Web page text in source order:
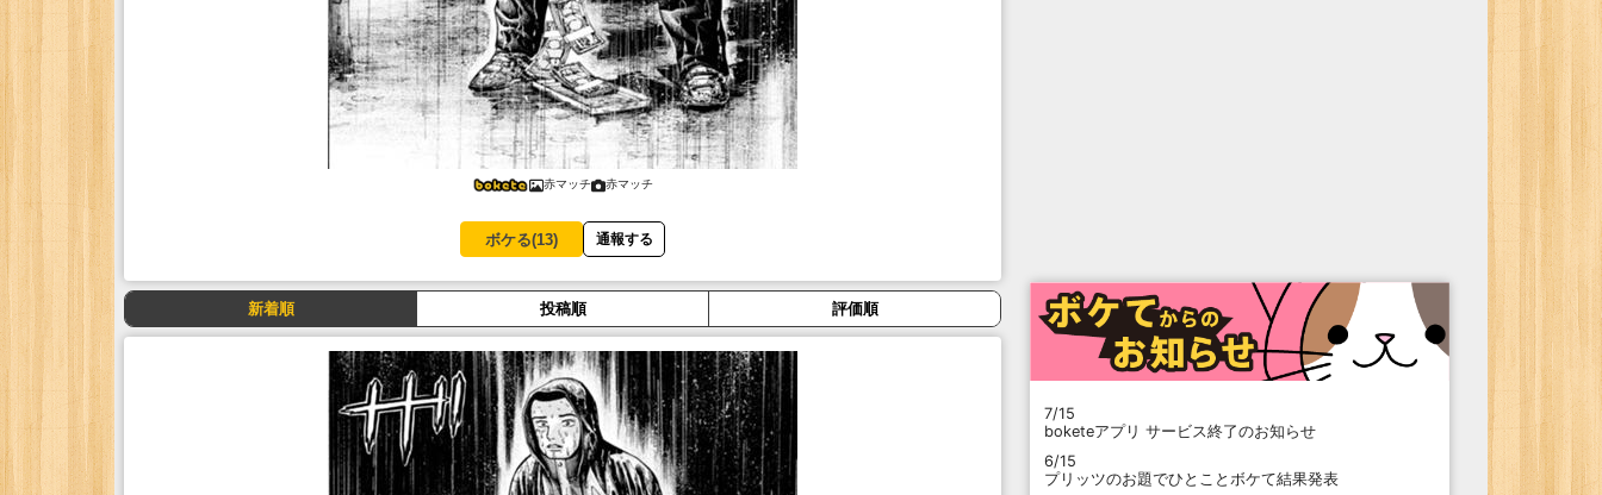
赤マッチ 赤マッチ
ボケる(13) 通報する
新着順 投稿順 評価順
7/15
boketeアプリ サービス終了のお知らせ
6/15
プリッツのお題でひとことボケて結果発表